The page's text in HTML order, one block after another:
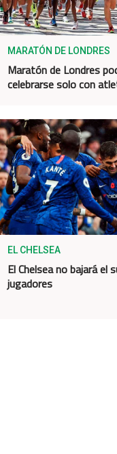
MARATÓN DE LONDRES
Maratón de Londres
celebrarse solo con
EL CHELSEA
El Chelsea no bajará el
jugadores